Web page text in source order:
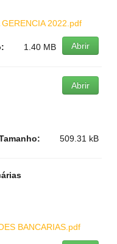
2022.pdf
Abrir
1.40 MB
Abrir
509.31 kB
BANCARIAS.pdf